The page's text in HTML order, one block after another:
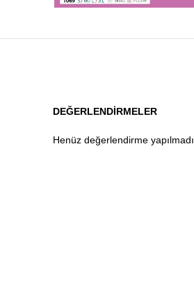
DEĞERLENDIRMELER
Henüz değerlendirme yapılmadı.